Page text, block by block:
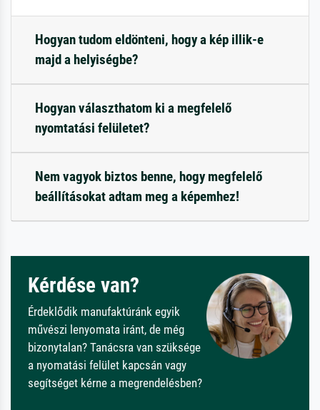
Hogyan tudom eldönteni, hogy a kép illik-e
majd a helyiségbe?
Hogyan választhatom ki a megfelelő
nyomtatási felületet?
Nem vagyok biztos benne, hogy megfelelő
beállításokat adtam meg a képemhez!
Kérdése van?
Érdeklődik manufaktúránk egyik
művészi lenyomata iránt, de még
bizonytalan? Tanácsra van szüksége
a nyomatási felület kapcsán vagy
segítséget kérne a megrendelésben?